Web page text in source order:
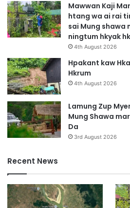
t
H
t
e
a
w
n
g
H
p
a
w
a
r
i
n
N
Mawwan Kaji
htang wa ai rai
sai Mung shawa
ningtum hkyak
4th August 2026
Hpakant kaw
Hkrum
4th August 2026
Lamung Zup
Mung Shawa
Da
3rd August 2026
Recent News